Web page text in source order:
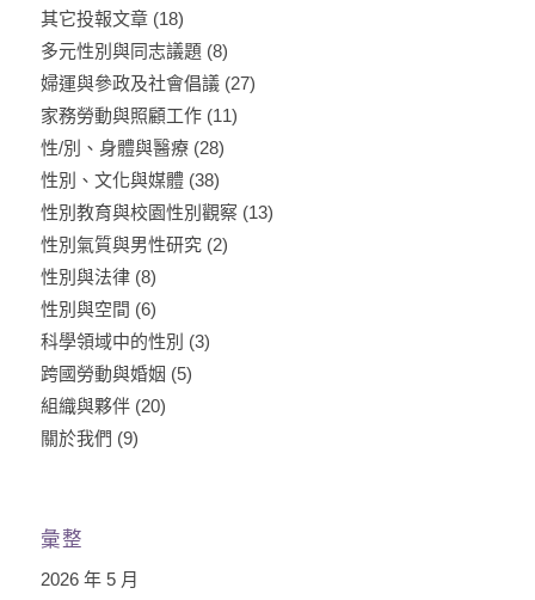
其它投報文章(18)
多元性別與同志議題(8)
婦運與參政及社會倡議(27)
家務勞動與照顧工作(11)
性/別、身體與醫療(28)
性別、文化與媒體(38)
性別教育與校園性別觀察 (13)
性別氣質與男性研究(2)
性別與法律(8)
性別與空間 (6)
科學領域中的性別 (3)
跨國勞動與婚姻 (5)
組織與夥伴(20)
關於我們 (9)
彙整
2026 年 5 月